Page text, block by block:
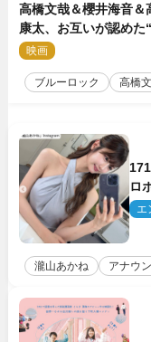
高橋文哉＆櫻井海音＆
康太、お互いが認め
『ブルーロック』で築
映画
ブルーロック 高橋
ロ
「エ
瀧山あかね アナウ